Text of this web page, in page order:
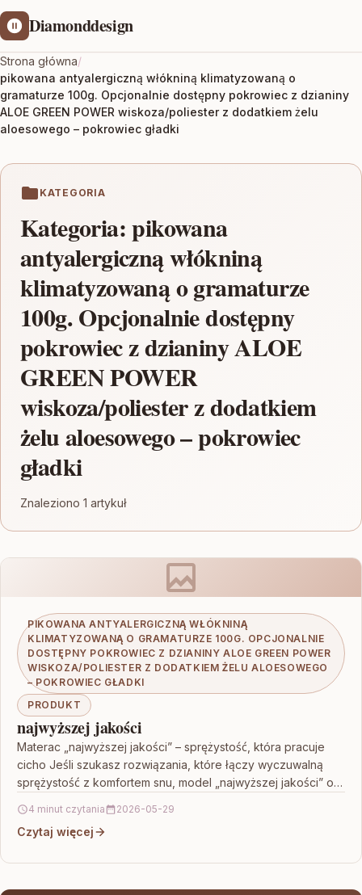
Diamonddesign
Strona główna/
pikowana antyalergiczną włókniną klimatyzowaną o
gramaturze 100g. Opcjonalnie dostępny pokrowiec z dzianiny
ALOE GREEN POWER wiskoza/poliester z dodatkiem żelu
aloesowego – pokrowiec gładki
KATEGORIA
Kategoria:pikowana
antyalergiczną włókniną
klimatyzowaną o gramaturze
100g. Opcjonalnie dostępny
pokrowiec z dzianiny ALOE
GREEN POWER
wiskoza/poliester z dodatkiem
żelu aloesowego – pokrowiec
gładki
Znaleziono 1 artykuł
PIKOWANA ANTYALERGICZNĄ WŁÓKNINĄ
KLIMATYZOWANĄ O GRAMATURZE 100G. OPCJONALNIE
DOSTĘPNY POKROWIEC Z DZIANINY ALOE GREEN POWER
WISKOZA/POLIESTER Z DODATKIEM ŻELU ALOESOWEGO
– POKROWIEC GŁADKI
PRODUKT
najwyższej jakości
Materac „najwyższej jakości” – sprężystość, która pracuje
cicho Jeśli szukasz rozwiązania, które łączy wyczuwalną
sprężystość z komfortem snu, model „najwyższej jakości” od
4 minut czytania 2026-05-29
Czytaj więcej